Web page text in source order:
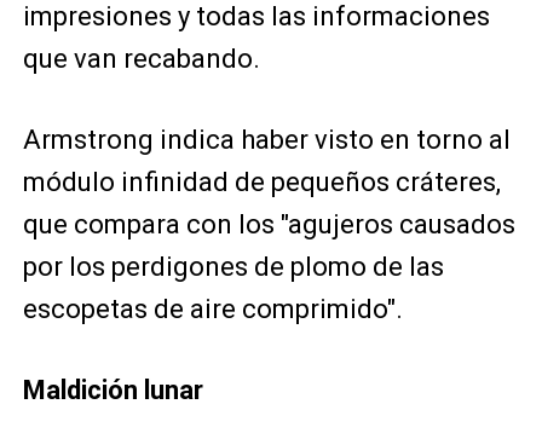
impresiones y todas las informaciones
que van recabando.
Armstrong indica haber visto en torno al
módulo infinidad de pequeños cráteres,
que compara con los "agujeros causados
por los perdigones de plomo de las
escopetas de aire comprimido".
Maldición lunar